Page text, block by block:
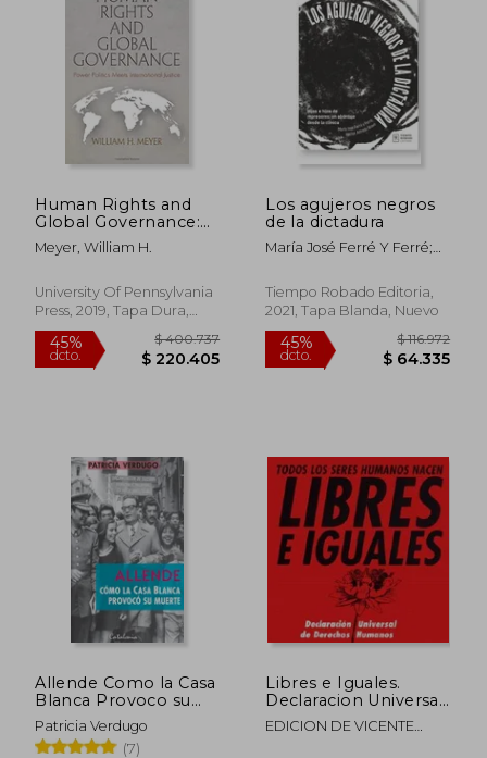
45%
dcto.
$ 119.044
$ 65.474
45%
dcto.
Human Rights and
Global Governance:
Power Politics Meets
International Justice
in Human Rights) (en
Inglés)
Meyer, William H.
University Of Pennsylvania
Press, 2019, Tapa Dura,
Nuevo
Los agujeros negros
de la dictadura
María José Ferré Y Ferré;
Tiempo Robado Editoria,
2021, Tapa Blanda, Nuevo
Allende Como la Casa
Blanca Provoco su
Muerte
Patricia Verdugo
(7)
Libres e Iguales.
Declaracion Universal
de Derech
EDICION DE VICENTE